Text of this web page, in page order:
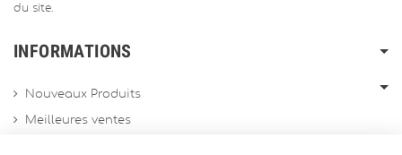
du site.
INFORMATIONS
Nouveaux Produits
Meilleures ventes